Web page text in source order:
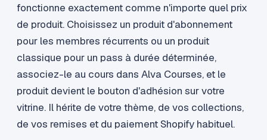
fonctionne exactement comme n'importe quel prix
de produit. Choisissez un produit d'abonnement
pour les membres récurrents ou un produit
classique pour un pass à durée déterminée,
associez-le au cours dans Alva Courses, et le
produit devient le bouton d'adhésion sur votre
vitrine. Il hérite de votre thème, de vos collections,
de vos remises et du paiement Shopify habituel.